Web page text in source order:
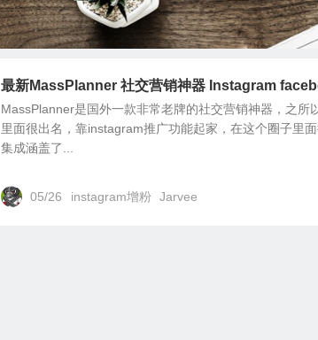
最新MassPlanner 社交营销神器 Instagram
MassPlanner是国外一款非常老牌的社交营销神器，之所
里面很出名，靠instagram推广功能起家，在这个圈子里
集成涵盖了...
05/26 instagram增粉 Jarvee